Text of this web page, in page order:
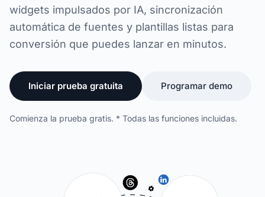
widgets impulsados por IA, sincronización
automática de fuentes y plantillas listas para
conversión que puedes lanzar en minutos.
Iniciar prueba gratuita Programar demo
Comienza la prueba gratis. * Todas las funciones incluidas.